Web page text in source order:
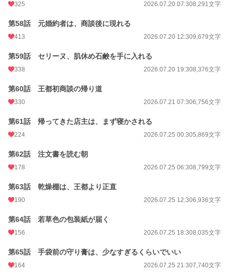
325 2026.07.20 07:308,291文字
第58話 元婚約者は、商談後に現れる
413 2026.07.20 12:309,679文字
第59話 セリーヌ、肌休め石鹸を手に入れる
338 2026.07.20 19:308,376文字
第60話 王都初商談の帰り道
330 2026.07.21 07:306,756文字
第61話 帰ってきた店主は、まず寝かされる
224 2026.07.25 00:305,869文字
第62話 注文書を読む朝
178 2026.07.25 06:308,799文字
第63話 乾燥棚は、王都より正直
190 2026.07.25 12:306,936文字
第64話 若草色の包装紙が届く
156 2026.07.25 18:308,035文字
第65話 手袋前の守り膏は、少なすぎるくらいでいい
164 2026.07.25 21:307,740文字